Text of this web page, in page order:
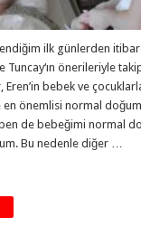
ilk günlerden
Tuncay‘ın önerileriyle
Eren’in bebek ve
en önemlisi normal
ben de bebeğimi normal
Bu nedenle diğer …